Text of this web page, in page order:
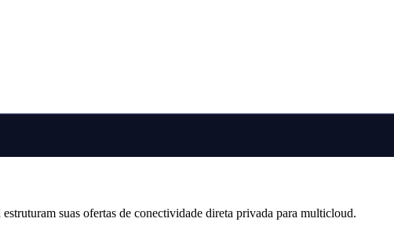
suas ofertas de conectividade direta privada para multicloud.